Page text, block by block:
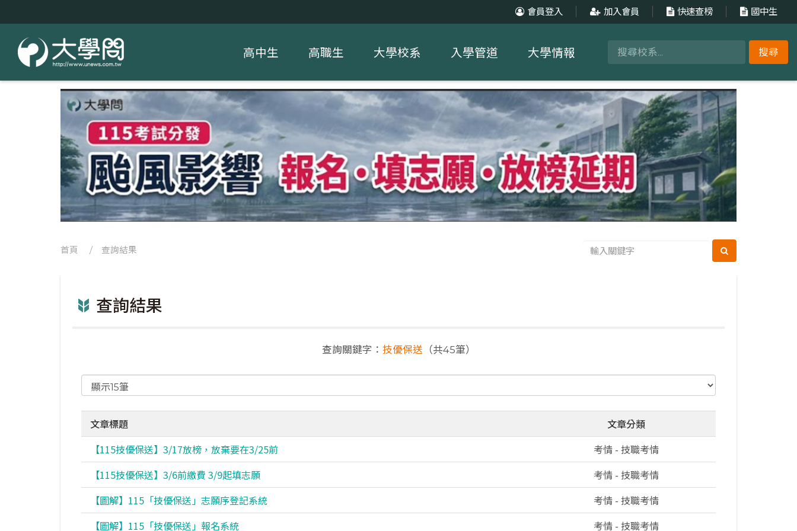
會員登入 加入會員 快速查榜 國中生
搜尋
高中生 高職生 大學校系 入學管道 大學情報
首頁 / 查詢結果
查詢結果
查詢關鍵字： 技優保送 （共45筆）
文章標題
文章分類
【115技優保送】3/17放榜，放棄要在3/25前
考情 - 技職考情
【115技優保送】3/6前繳費 3/9起填志願
考情 - 技職考情
【圖解】115「技優保送」志願序登記系統
考情 - 技職考情
【圖解】115「技優保送」報名系統
考情 - 技職考情